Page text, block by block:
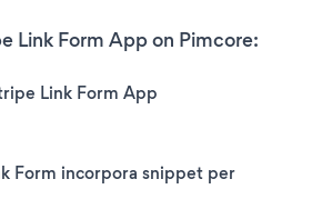
Link Form App on Pimcore:
Link Form App
Form incorpora snippet per